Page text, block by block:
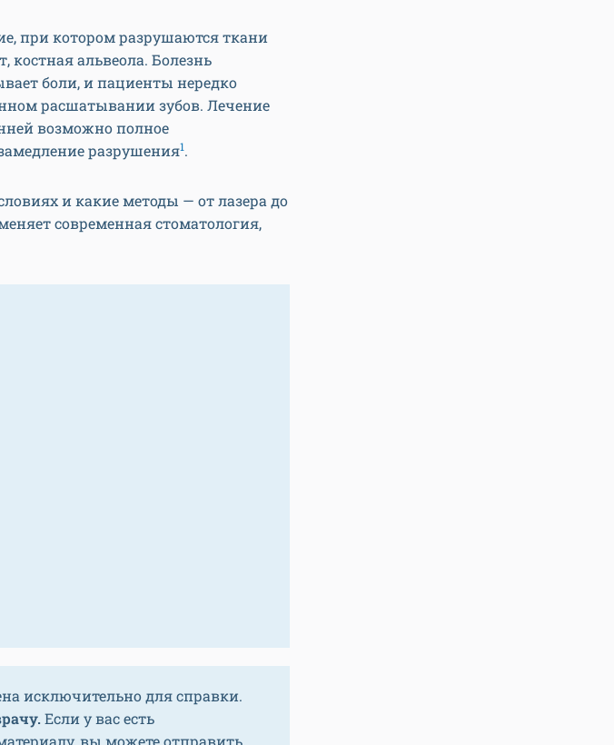
при котором разрушаются ткани
костная альвеола. Болезнь
боли, и пациенты нередко
расшатывании зубов. Лечение
возможно полное
разрушения1.
и какие методы — от лазера до
современная стоматология,
исключительно для справки.
Если у вас есть